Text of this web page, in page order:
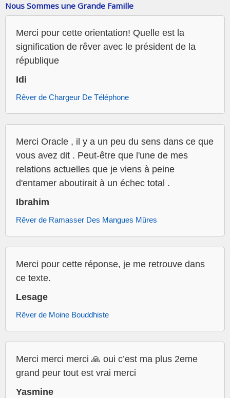
Nous Sommes une Grande Famille
Merci pour cette orientation! Quelle est la
signification de rêver avec le président de la
république
Idi
Rêver de Chargeur De Téléphone
Merci Oracle , il y a un peu du sens dans ce que
vous avez dit . Peut-être que l'une de mes
relations actuelles que je viens à peine
d'entamer aboutirait à un échec total .
Ibrahim
Rêver de Ramasser Des Mangues Mûres
Merci pour cette réponse, je me retrouve dans
ce texte.
Lesage
Rêver de Moine Bouddhiste
Merci merci merci 🙏 oui c’est ma plus 2eme
grand peur tout est vrai merci
Yasmine